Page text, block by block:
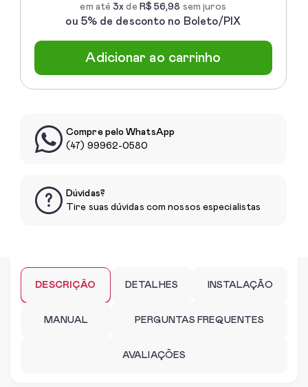
em até3x de R$ 56,98 sem juros
ou 5% de desconto no Boleto/PIX
Adicionar ao carrinho
Compre pelo WhatsApp
(47) 99962-0580
Dúvidas?
Tire suas dúvidas com nossos especialistas
DESCRIÇÃO DETALHES INSTALAÇÃO
MANUAL PERGUNTAS FREQUENTES
AVALIAÇÕES